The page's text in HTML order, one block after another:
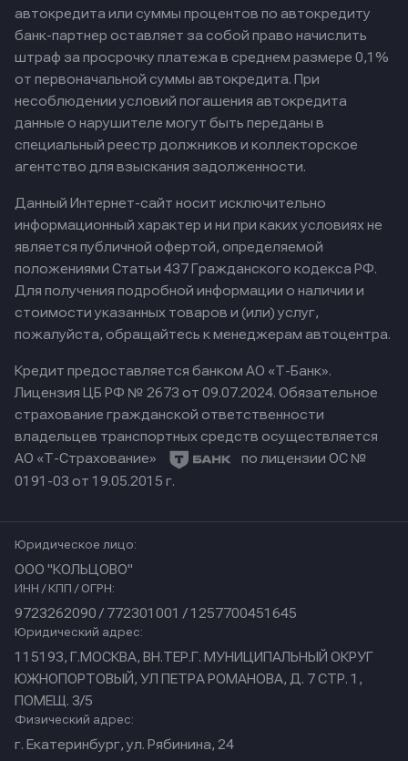
автокредита или суммы процентов по автокредиту
банк-партнер оставляет за собой право начислить
штраф за просрочку платежа в среднем размере 0,1%
от первоначальной суммы автокредита. При
несоблюдении условий погашения автокредита
данные о нарушителе могут быть переданы в
специальный реестр должников и коллекторское
агентство для взыскания задолженности.
Данный Интернет-сайт носит исключительно
информационный характер и ни при каких условиях не
является публичной офертой, определяемой
положениями Статьи 437 Гражданского кодекса РФ.
Для получения подробной информации о наличии и
стоимости указанных товаров и (или) услуг,
пожалуйста, обращайтесь к менеджерам автоцентра.
Кредит предоставляется банком АО «Т-Банк».
Лицензия ЦБ РФ № 2673 от 09.07.2024. Обязательное
страхование гражданской ответственности
владельцев транспортных средств осуществляется
АО «Т-Страхование»
по лицензии ОС №
0191-03 от 19.05.2015 г.
Юридическое лицо:
ООО "КОЛЬЦОВО"
ИНН / КПП / ОГРН:
9723262090 / 772301001 / 1257700451645
Юридический адрес:
115193, Г.МОСКВА, ВН.ТЕР.Г. МУНИЦИПАЛЬНЫЙ ОКРУГ
ЮЖНОПОРТОВЫЙ, УЛ ПЕТРА РОМАНОВА, Д. 7 СТР. 1,
ПОМЕЩ. 3/5
Физический адрес:
г. Екатеринбург, ул. Рябинина, 24